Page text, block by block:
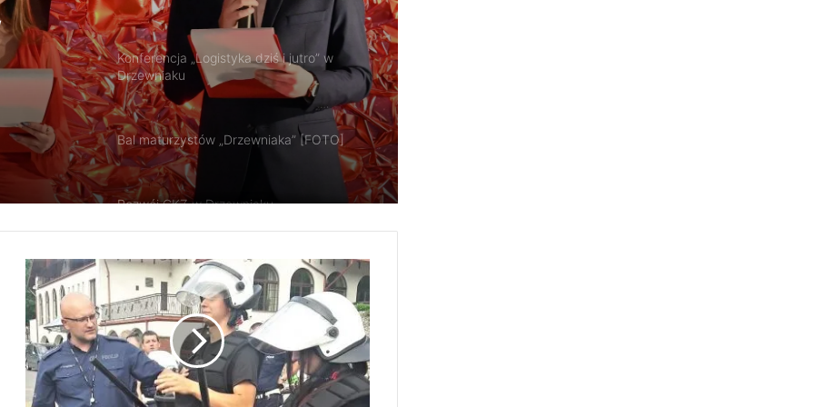
Bal maturzystów „Drzewniaka” [FOTO]
Rozwój CKZ w Drzewniaku
Uczniowie Drzewniaka „Poznają Polskę”
Czechach
Uczniowie Drzewniaka na stażu w
Czechach
Ć
W
I
C
Z
E
N
I